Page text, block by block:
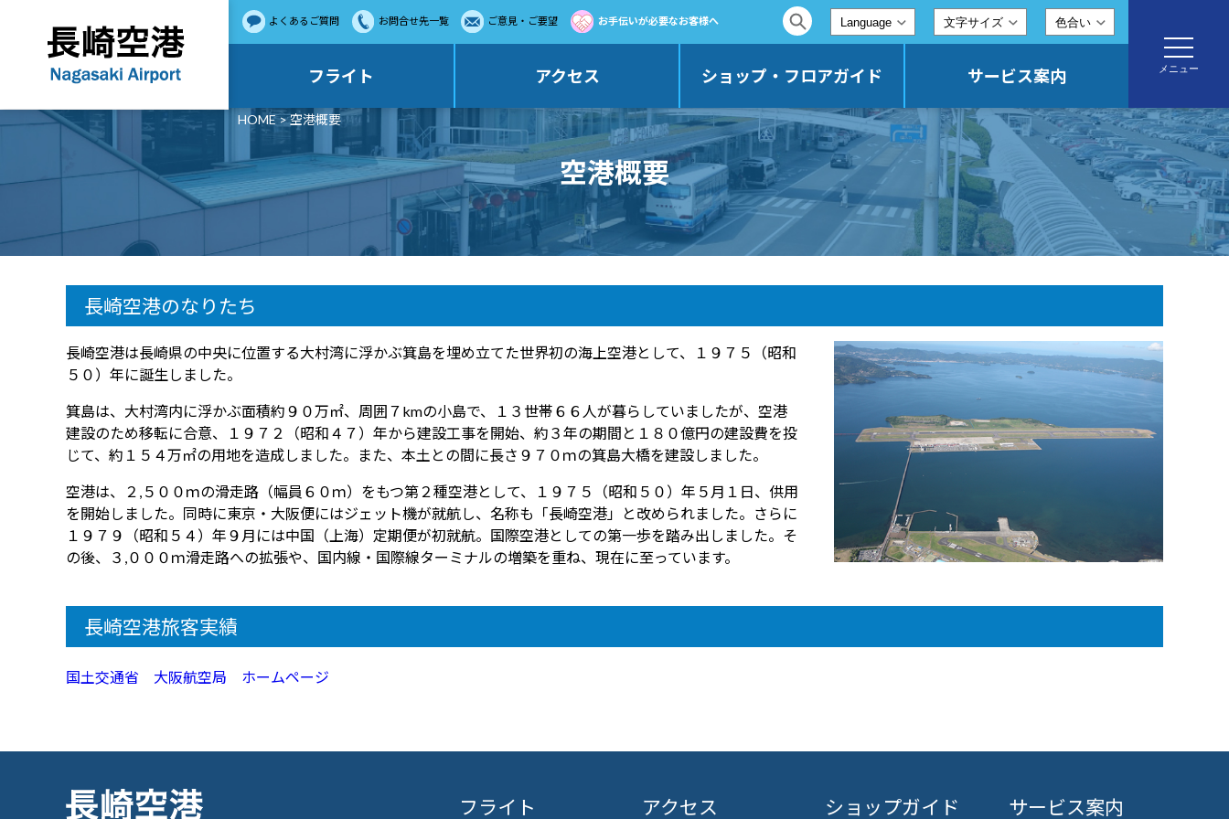
よくあるご質問 お問合せ先一覧 ご意見・ご要望 お手伝いが必要なお客様へ 文字サイズ 色合い
フライト アクセス ショップ・フロアガイド サービス案内
toggle
メニュー
空港概要
HOME> 空港概要
長崎空港のなりたち
長崎空港は長崎県の中央に位置する大村湾に浮かぶ箕島を埋め立てた世界初の海上空港として、１９７５（昭和
５０）年に誕生しました。
箕島は、大村湾内に浮かぶ面積約９０万㎡、周囲７kmの小島で、１３世帯６６人が暮らしていましたが、空港
建設のため移転に合意、１９７２（昭和４７）年から建設工事を開始、約３年の期間と１８０億円の建設費を投
じて、約１５４万㎡の用地を造成しました。また、本土との間に長さ９７０ｍの箕島大橋を建設しました。
空港は、２,５００ｍの滑走路（幅員６０ｍ）をもつ第２種空港として、１９７５（昭和５０）年５月１日、供用
を開始しました。同時に東京・大阪便にはジェット機が就航し、名称も「長崎空港」と改められました。さらに
１９７９（昭和５４）年９月には中国（上海）定期便が初就航。国際空港としての第一歩を踏み出しました。そ
の後、３,０００ｍ滑走路への拡張や、国内線・国際線ターミナルの増築を重ね、現在に至っています。
長崎空港旅客実績
国土交通省 大阪航空局 ホームページ
フライト アクセス ショップガイド サービス案内